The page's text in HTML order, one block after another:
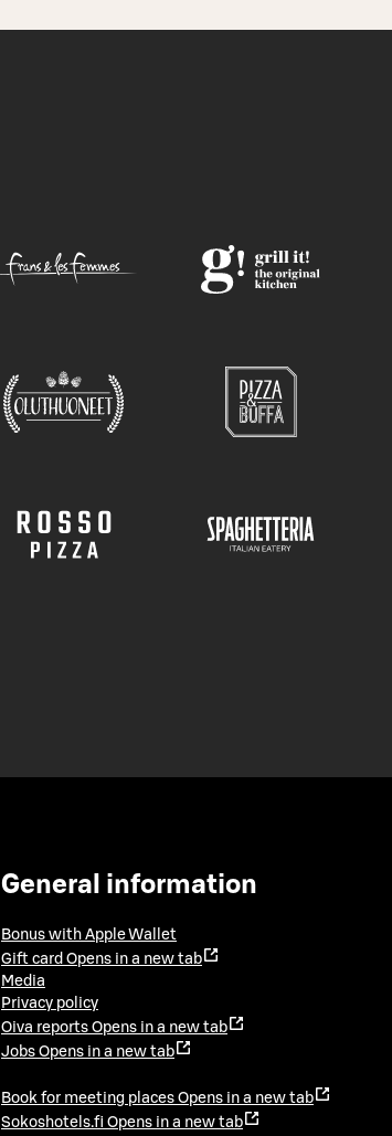
General information
Bonus with Apple Wallet
Gift card Opens in a new tab
Media
Privacy policy
Oiva reports Opens in a new tab
Jobs Opens in a new tab
Book for meeting places Opens in a new tab
Sokoshotels.fi Opens in a new tab